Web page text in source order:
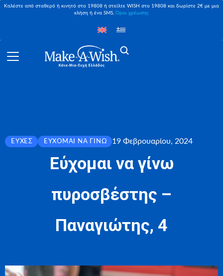
Καλέστε από σταθερό ή κινητό στο 19808 ή στείλτε WISH στο 19808 και δωρίστε 2€ με μια
κλήση ή ένα SMS,Όροι χρέωσης
ΕΥΧΈΣ ΕΎΧΟΜΑΙ ΝΑ ΓΊΝΩ 19 Φεβρουαρίου, 2024
Εύχομαι να γίνω
πυροσβέστης –
Παναγιώτης, 4